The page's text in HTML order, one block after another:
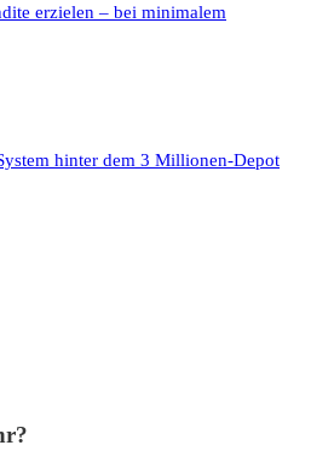
erzielen – bei minimalem
hinter dem 3 Millionen-Depot